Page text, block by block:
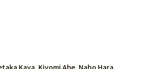
Kaya, Kiyomi Abe, Naho Hara,